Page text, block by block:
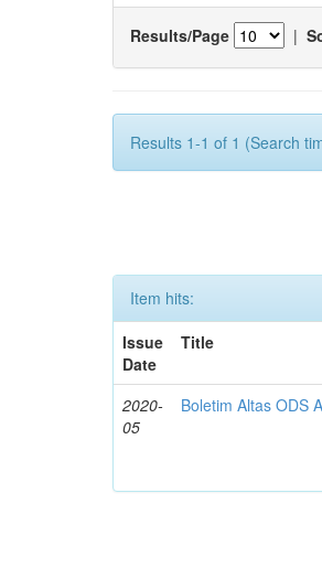
Results/Page |
Results 1-1 of 1 (Search
Item hits:
Issue
Date
Title
2020-
05
Boletim Altas ODS